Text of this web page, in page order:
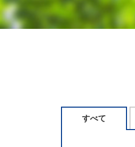
すべて